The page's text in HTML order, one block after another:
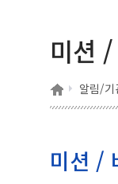
미션
홈 알림/기
미션 /